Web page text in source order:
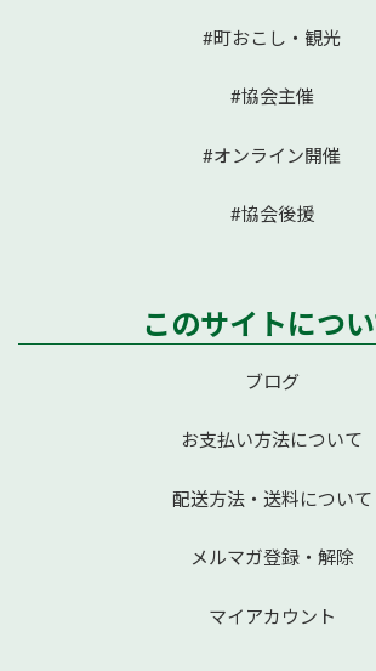
#町おこし・観光
#協会主催
#オンライン開催
#協会後援
このサイトにつ
ブログ
お支払い方法について
配送方法・送料について
メルマガ登録・解除
マイアカウント